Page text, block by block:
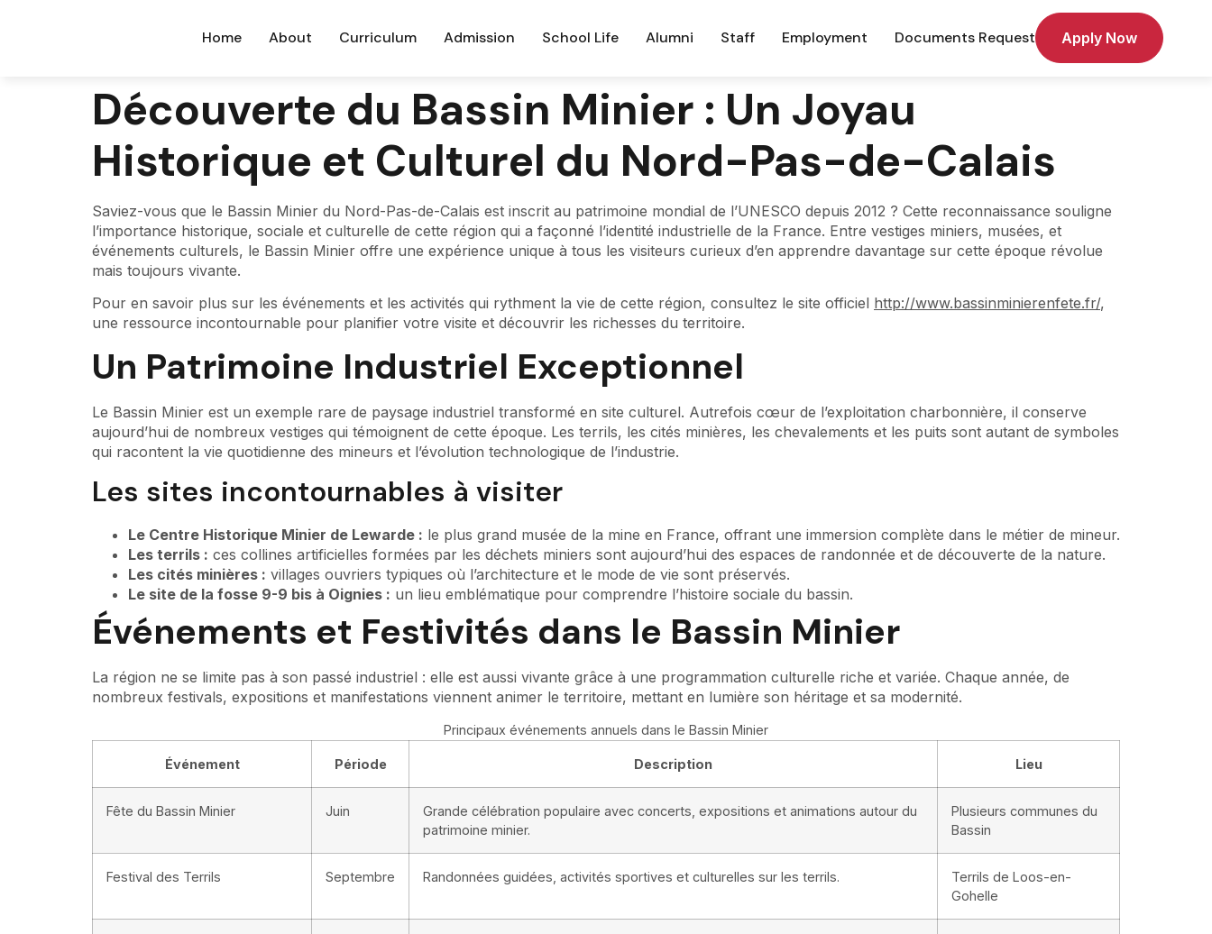
Home About Curriculum Admission School Life Alumni Staff Employment Documents Request Apply Now
Découverte du Bassin Minier : Un Joyau
Historique et Culturel du Nord-Pas-de-Calais
Saviez-vous que le Bassin Minier du Nord-Pas-de-Calais est inscrit au patrimoine mondial de l’UNESCO depuis 2012 ? Cette reconnaissance souligne
l’importance historique, sociale et culturelle de cette région qui a façonné l’identité industrielle de la France. Entre vestiges miniers, musées, et
événements culturels, le Bassin Minier offre une expérience unique à tous les visiteurs curieux d’en apprendre davantage sur cette époque révolue
mais toujours vivante.
Pour en savoir plus sur les événements et les activités qui rythment la vie de cette région, consultez le site officiel http://www.bassinminierenfete.fr/,
une ressource incontournable pour planifier votre visite et découvrir les richesses du territoire.
Un Patrimoine Industriel Exceptionnel
Le Bassin Minier est un exemple rare de paysage industriel transformé en site culturel. Autrefois cœur de l’exploitation charbonnière, il conserve
aujourd’hui de nombreux vestiges qui témoignent de cette époque. Les terrils, les cités minières, les chevalements et les puits sont autant de symboles
qui racontent la vie quotidienne des mineurs et l’évolution technologique de l’industrie.
Les sites incontournables à visiter
Le Centre Historique Minier de Lewarde : le plus grand musée de la mine en France, offrant une immersion complète dans le métier de mineur.
Les terrils : ces collines artificielles formées par les déchets miniers sont aujourd’hui des espaces de randonnée et de découverte de la nature.
Les cités minières : villages ouvriers typiques où l’architecture et le mode de vie sont préservés.
Le site de la fosse 9-9 bis à Oignies : un lieu emblématique pour comprendre l’histoire sociale du bassin.
Événements et Festivités dans le Bassin Minier
La région ne se limite pas à son passé industriel : elle est aussi vivante grâce à une programmation culturelle riche et variée. Chaque année, de
nombreux festivals, expositions et manifestations viennent animer le territoire, mettant en lumière son héritage et sa modernité.
Principaux événements annuels dans le Bassin Minier
Événement Période Description Lieu
Fête du Bassin Minier Juin
Grande célébration populaire avec concerts, expositions et animations autour du
patrimoine minier.
Plusieurs communes du
Bassin
Festival des Terrils Septembre Randonnées guidées, activités sportives et culturelles sur les terrils.
Terrils de Loos-en-
Gohelle